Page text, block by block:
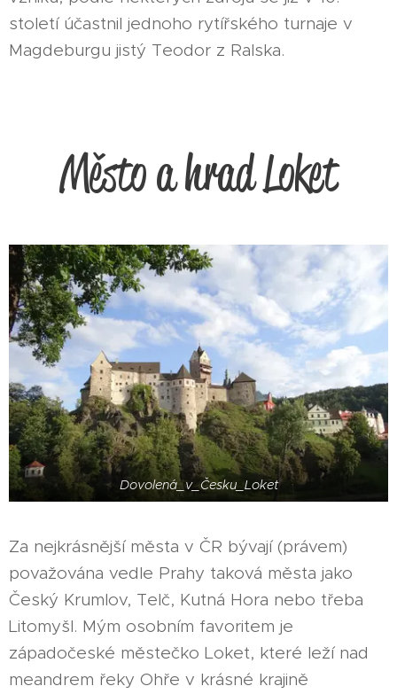
století účastnil jednoho rytířského turnaje v
Magdeburgu jistý Teodor z Ralska.
Město a hrad Loket
Dovolená_v_Česku_Loket
Za nejkrásnější města v ČR bývají (právem)
považována vedle Prahy taková města jako
Český Krumlov, Telč, Kutná Hora nebo třeba
Litomyšl. Mým osobním favoritem je
západočeské městečko Loket, které leží nad
meandrem řeky Ohře v krásné krajině